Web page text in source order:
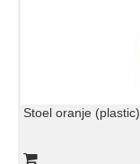
Stoel oranje (plastic)